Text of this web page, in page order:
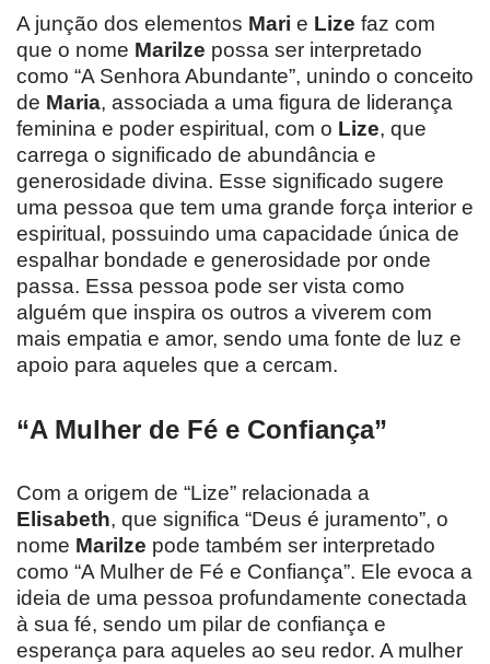
A junção dos elementos Mari e Lize faz com
que o nome Marilze possa ser interpretado
como “A Senhora Abundante”, unindo o conceito
de Maria, associada a uma figura de liderança
feminina e poder espiritual, com o Lize, que
carrega o significado de abundância e
generosidade divina. Esse significado sugere
uma pessoa que tem uma grande força interior e
espiritual, possuindo uma capacidade única de
espalhar bondade e generosidade por onde
passa. Essa pessoa pode ser vista como
alguém que inspira os outros a viverem com
mais empatia e amor, sendo uma fonte de luz e
apoio para aqueles que a cercam.
“A Mulher de Fé e Confiança”
Com a origem de “Lize” relacionada a
Elisabeth, que significa “Deus é juramento”, o
nome Marilze pode também ser interpretado
como “A Mulher de Fé e Confiança”. Ele evoca a
ideia de uma pessoa profundamente conectada
à sua fé, sendo um pilar de confiança e
esperança para aqueles ao seu redor. A mulher